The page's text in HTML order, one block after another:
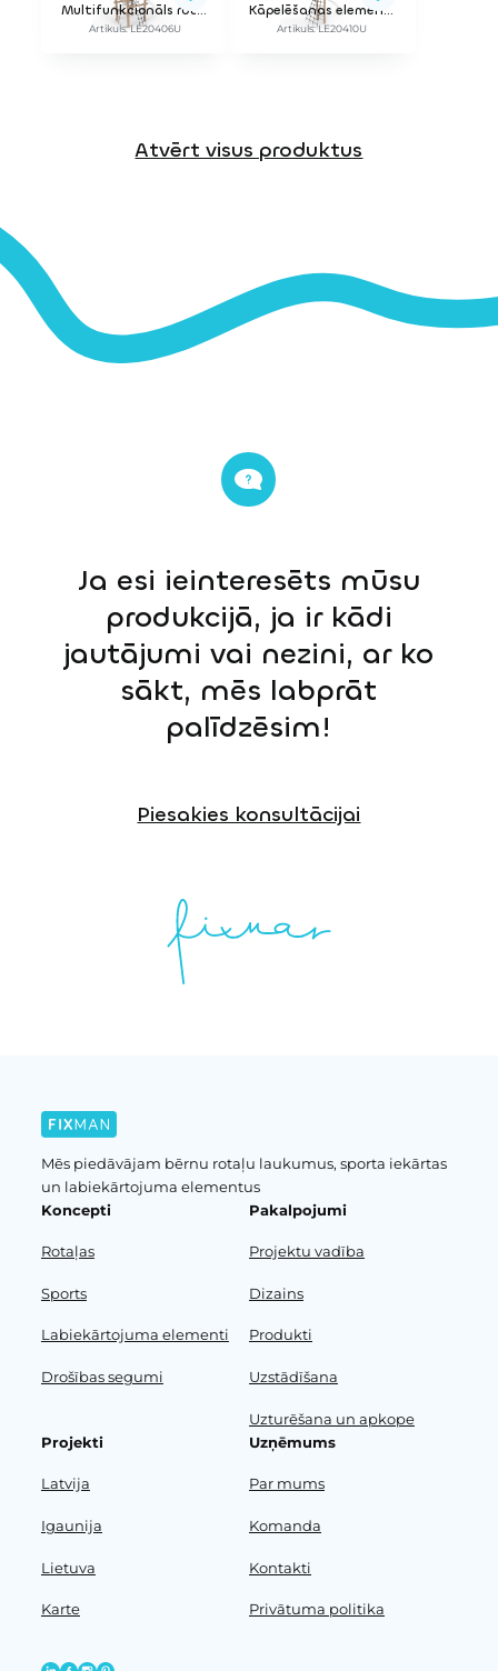
Multifunkcionāls rotaļu komplekss
Artikuls: LE20406U
Kāpelēšanas elements
Artikuls: LE20410U
Atvērt visus produktus
Ja esi ieinteresēts mūsu
produkcijā, ja ir kādi
jautājumi vai nezini, ar ko
sākt, mēs labprāt
palīdzēsim!
Piesakies konsultācijai
Mēs piedāvājam bērnu rotaļu laukumus, sporta iekārtas
un labiekārtojuma elementus
Koncepti
Rotaļas
Sports
Labiekārtojuma elementi
Drošības segumi
Pakalpojumi
Projektu vadība
Dizains
Produkti
Uzstādīšana
Uzturēšana un apkope
Projekti
Latvija
Igaunija
Lietuva
Karte
Uzņēmums
Par mums
Komanda
Kontakti
Privātuma politika